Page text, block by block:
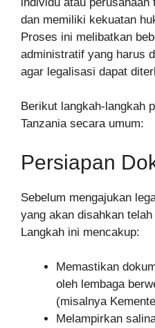
dan memiliki kekuatan
Proses ini melibatkan
administratif yang harus
agar legalisasi dapat
Berikut langkah-langkah
Tanzania secara umum:
Persiapan
Sebelum mengajukan
yang akan disahkan
Langkah ini mencakup:
Memastikan
oleh lembaga
(misalnya
Melampirkan